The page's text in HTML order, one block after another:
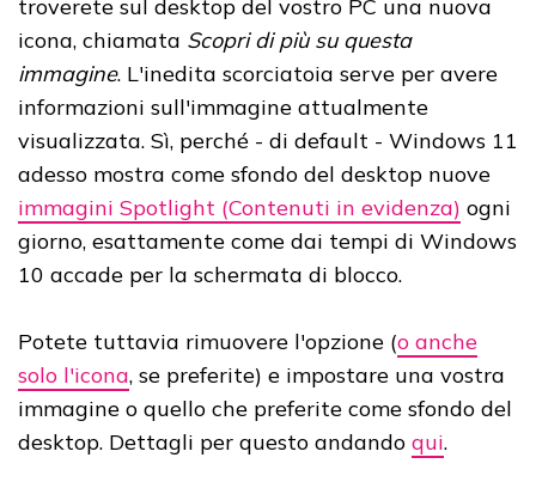
troverete sul desktop del vostro PC una nuova
icona, chiamata Scopri di più su questa
immagine. L'inedita scorciatoia serve per avere
informazioni sull'immagine attualmente
visualizzata. Sì, perché - di default - Windows 11
adesso mostra come sfondo del desktop nuove
immagini Spotlight (Contenuti in evidenza) ogni
giorno, esattamente come dai tempi di Windows
10 accade per la schermata di blocco.
Potete tuttavia rimuovere l'opzione (o anche
solo l'icona, se preferite) e impostare una vostra
immagine o quello che preferite come sfondo del
desktop. Dettagli per questo andando qui.